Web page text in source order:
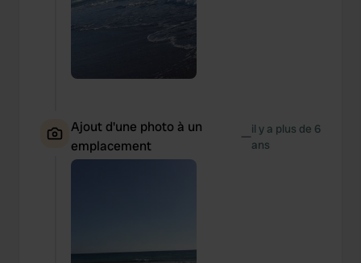
Ajout d'une photo à un
emplacement
—il y a plus de 6
ans